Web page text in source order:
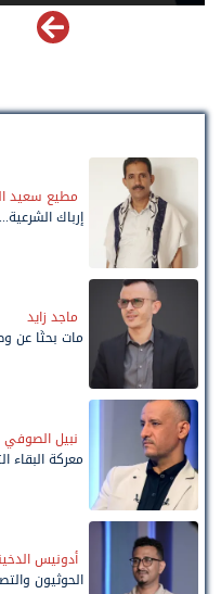
مطيع سعيد
إرباك
ماجد زايد
مات بحثًا عن
نبيل الصوفي
معركة البقاء
أدونيس
الحوثيون